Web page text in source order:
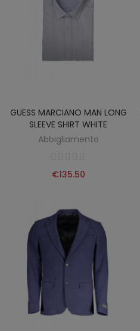
GUESS MARCIANO MAN LONG
SLEEVE SHIRT WHITE
Abbigliamento
€135.50